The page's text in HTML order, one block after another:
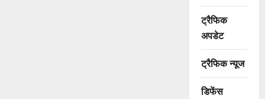
ट्रैफिक
अपडेट
ट्रैफिक न्यूज
डिफेंस